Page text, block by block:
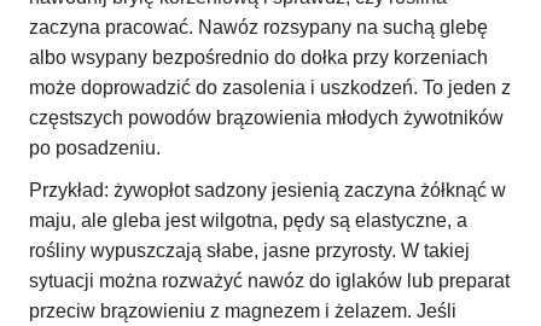
zaczyna pracować. Nawóz rozsypany na suchą glebę
albo wsypany bezpośrednio do dołka przy korzeniach
może doprowadzić do zasolenia i uszkodzeń. To jeden z
częstszych powodów brązowienia młodych żywotników
po posadzeniu.
Przykład: żywopłot sadzony jesienią zaczyna żółknąć w
maju, ale gleba jest wilgotna, pędy są elastyczne, a
rośliny wypuszczają słabe, jasne przyrosty. W takiej
sytuacji można rozważyć nawóz do iglaków lub preparat
przeciw brązowieniu z magnezem i żelazem. Jeśli